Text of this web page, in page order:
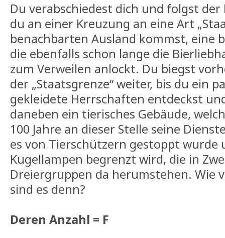
Du verabschiedest dich und folgst
du an einer Kreuzung an eine Art
benachbarten Ausland kommst, eine
die ebenfalls schon lange die
zum Verweilen anlockt. Du biegst
der „Staatsgrenze“ weiter, bis du ein
gekleidete Herrschaften entdeckst
daneben ein tierisches Gebäude,
100 Jahre an dieser Stelle seine
es von Tierschützern gestoppt wurde
Kugellampen begrenzt wird, die in
Dreiergruppen da herumstehen. Wie
sind es denn?
Deren Anzahl = F